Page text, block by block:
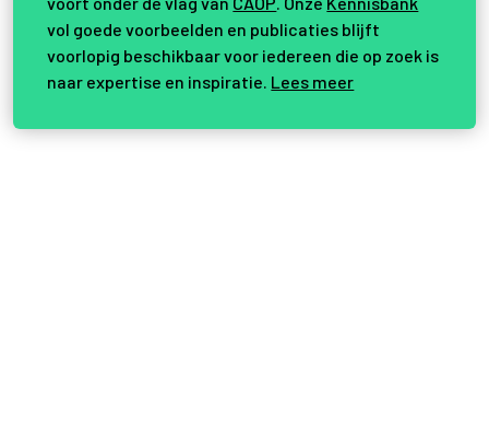
vol goede voorbeelden en publicaties blijft
voorlopig beschikbaar voor iedereen die op zoek is
naar expertise en inspiratie. Lees meer